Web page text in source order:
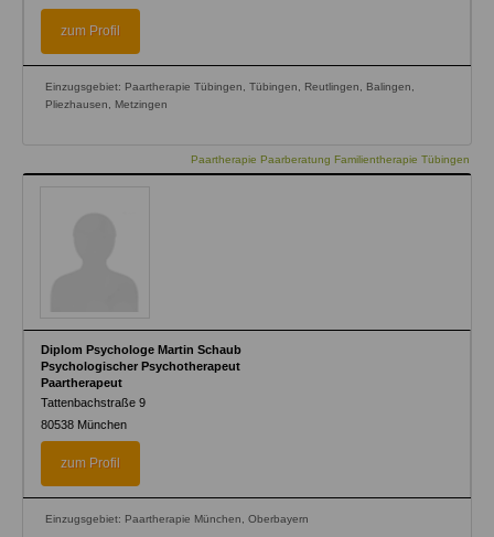
zum Profil
Einzugsgebiet: Paartherapie Tübingen, Tübingen, Reutlingen, Balingen,
Pliezhausen, Metzingen
Paartherapie Paarberatung Familientherapie Tübingen
Diplom Psychologe Martin Schaub
Psychologischer Psychotherapeut
Paartherapeut
Tattenbachstraße 9
80538 München
zum Profil
Einzugsgebiet: Paartherapie München, Oberbayern